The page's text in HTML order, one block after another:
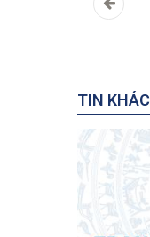
TIN KHÁC